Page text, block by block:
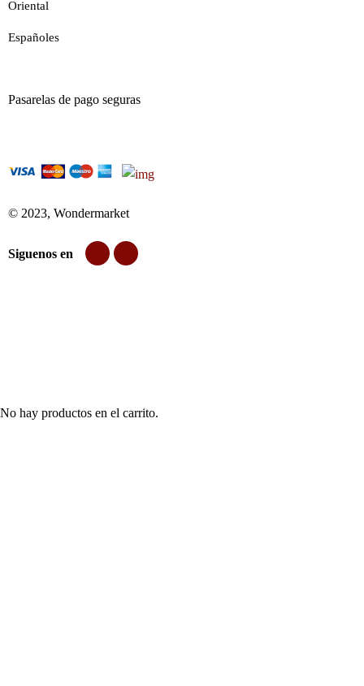
Oriental
Españoles
Pasarelas de pago seguras
© 2023, Wondermarket
Siguenos en
No hay productos en el carrito.